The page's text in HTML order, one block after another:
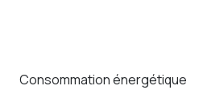
Consommation énergétique